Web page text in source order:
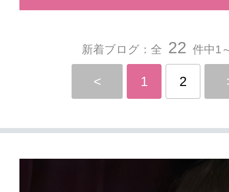
新着ブログ：全 22 件中1
< 1 2